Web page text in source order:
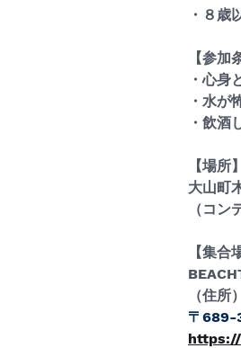
・８歳
【参加
・心身
・水が
・飲酒
【場所】
大山町
（コン
【集合
（住所）
〒689-